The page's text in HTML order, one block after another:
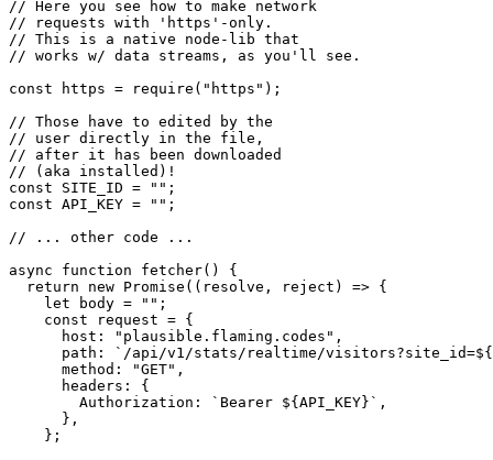
      },
    };
    try {
        res.on("data", (data) => {
        });
        res.on("end", () => {
          resolve(JSON.parse(body));
        });
      });
        console.error(error);
      req.end();
    } catch (error) {
      reject(error);
// I've implemented an array of tuples
// that hold an icon + count threshold
// when to active it.